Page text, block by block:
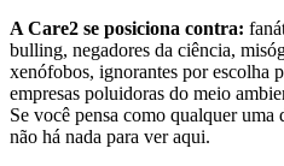
A Care2 se posiciona contra:
bulling, negadores da ciência,
xenófobos, ignorantes por escolha
empresas poluidoras do meio
Se você pensa como qualquer uma
não há nada para ver aqui.